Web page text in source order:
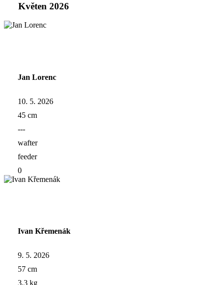
Květen 2026
Jan Lorenc
10. 5. 2026
45 cm
---
wafter
feeder
0
Ivan Křemenák
9. 5. 2026
57 cm
3.3 kg